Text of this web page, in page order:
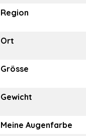
Region
Ort
Grösse
Gewicht
Meine Augenfarbe